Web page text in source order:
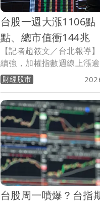
台股一週大漲1106
點、總市值衝144兆
【記者趙筱文／台北報導
續強，加權指數週線上漲
灣證券交易所統計，8月7
44,225.91點，較7月31日
上漲1,106.16點，單週漲
體上市公司總市值同步攀
5,568.14億元，一週增加
幅約2.63%。
財經股市
台股周一噴爆？台指